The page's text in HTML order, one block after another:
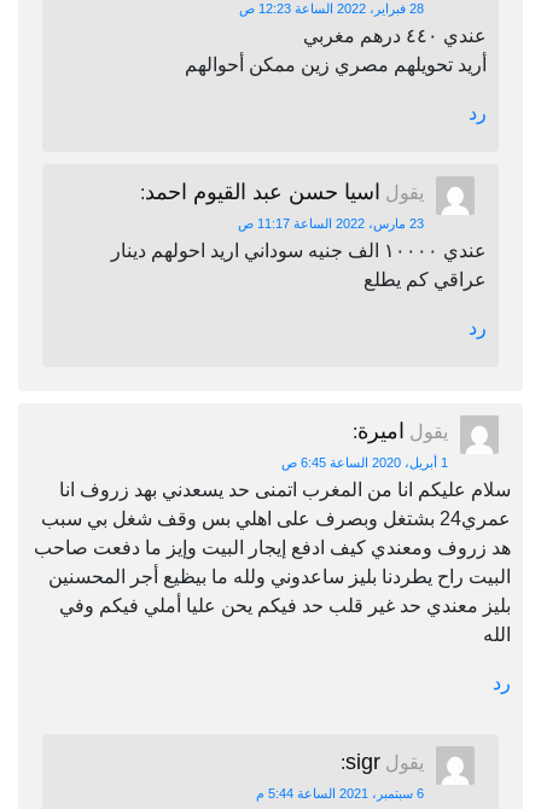
28 فبراير، 2022 الساعة 12:23 ص
عندي ٤٤٠ درهم مغربي
أريد تحويلهم مصري زين ممكن أحوالهم
رد
يقول اسيا حسن عبد القيوم احمد:
23 مارس، 2022 الساعة 11:17 ص
عندي ١٠٠٠٠ الف جنيه سوداني اريد احولهم دينار
عراقي كم يطلع
رد
يقول اميرة:
1 أبريل، 2020 الساعة 6:45 ص
سلام عليكم انا من المغرب اتمنى حد يسعدني بهد زروف انا
عمري24 بشتغل وبصرف على اهلي بس وقف شغل بي سبب
هد زروف ومعندي كيف ادفع إيجار البيت وإيز ما دفعت صاحب
البيت راح يطردنا بليز ساعدوني ولله ما بيظيع أجر المحسنين
بليز معندي حد غير قلب حد فيكم يحن عليا أملي فيكم وفي
الله
رد
يقول sigr
:
6 سبتمبر، 2021 الساعة 5:44 م